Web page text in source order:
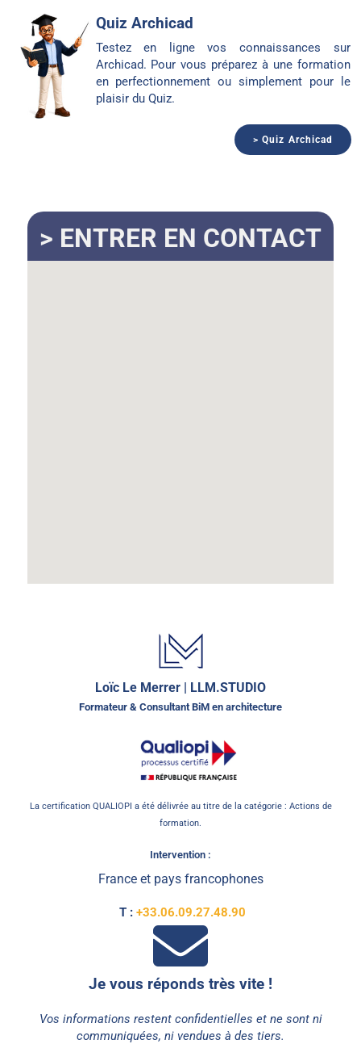
Quiz Archicad
Testez en ligne vos connaissances sur
Archicad. Pour vous préparez à une formation
en perfectionnement ou simplement pour le
plaisir du Quiz.
> Quiz Archicad
> ENTRER EN CONTACT
Loïc Le Merrer | LLM.STUDIO
Formateur & Consultant BiM en architecture
La certification QUALIOPI a été délivrée au titre de la catégorie : Actions de
formation.
Intervention :
France et pays francophones
T : +33.06.09.27.48.90
Je vous réponds très vite !
Vos informations restent confidentielles et ne sont ni
communiquées, ni vendues à des tiers.